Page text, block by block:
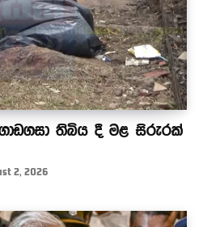
තිබිය දී මළ සිරුරක්
2, 2026